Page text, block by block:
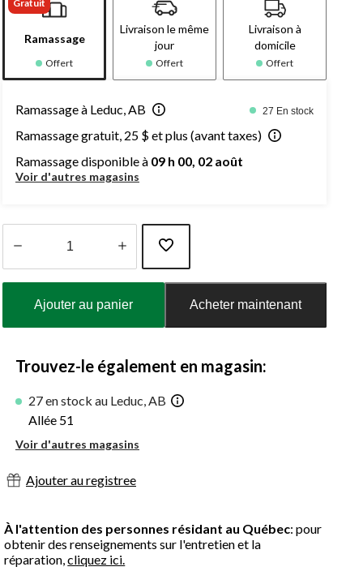
Gratuit
Ramassage
Offert
Livraison le même
jour
Offert
Livraison à
domicile
Offert
Ramassage à Leduc, AB 27 En stock
Ramassage gratuit, 25 $ et plus (avant taxes)
Ramassage disponible à 09 h 00, 02 août
Voir d'autres magasins
Ajouter au panier Acheter maintenant
Trouvez-le également en magasin:
27 en stock au Leduc, AB
Allée 51
Voir d'autres magasins
Ajouter au registree
À l'attention des personnes résidant au Québec: pour
obtenir des renseignements sur l'entretien et la
réparation,cliquez ici.